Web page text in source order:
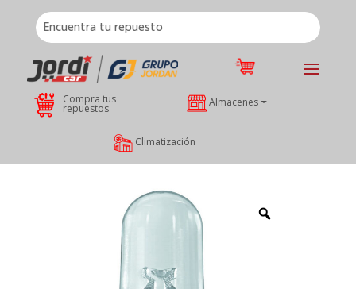
Compra tus
repuestos Almacenes
Climatización